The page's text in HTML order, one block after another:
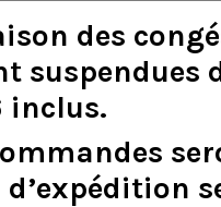
des
suspendues
inclus.
d’expédition